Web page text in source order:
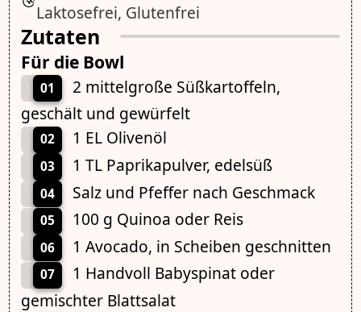
Laktosefrei, Glutenfrei
Zutaten
Für die Bowl
01
2 mittelgroße Süßkartoffeln,
geschält und gewürfelt
02 1 EL Olivenöl
03 1 TL Paprikapulver, edelsüß
04 Salz und Pfeffer nach Geschmack
05 100 g Quinoa oder Reis
06 1 Avocado, in Scheiben geschnitten
07
1 Handvoll Babyspinat oder
gemischter Blattsalat